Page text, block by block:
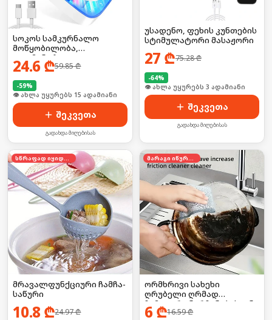
სოკოს სამკურნალო
მოწყობილობა,
ელემენტზე
24.6 ₾59.85₾
-59%
🛒 ბოლო 24სთ-ში იყიდა 22-მა
შეკვეთა
გადახდა მიღებისას
უსადენო, ფეხის კუნთების
სტიმულატორი მასაჟორი
27 ₾75.28₾
-64%
🛒 ბოლო 24სთ-ში იყიდა 3-მა
შეკვეთა
გადახდა მიღებისას
სწრაფად იყიდება
მრავალფუნქციური ჩამჩა-
საწური
10.8 ₾24.97₾
მარაგი იწურება
ორმხრივი სახეხი
ღრუბელი ღრმად
ჩამჯდარი ნარჩენებისგან
6 ₾16.59₾